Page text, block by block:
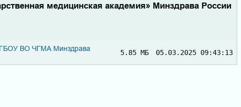
медицинская академия» Минздрава России
ВО ЧГМА Минздрава
5.85 МБ 05.03.2025 09:43:13